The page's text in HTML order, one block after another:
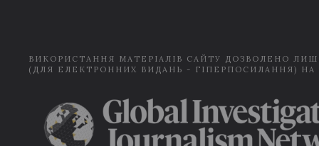
ВИКОРИСТАННЯ МАТЕРІАЛІВ САЙТУ ДОЗВОЛЕНО
(ДЛЯ ЕЛЕКТРОННИХ ВИДАНЬ - ГІПЕРПОСИЛАННЯ) НА